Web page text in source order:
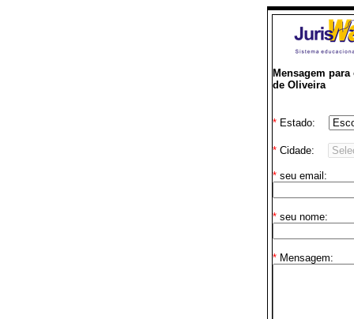
Mensagem
de Oliveira
*Estado:
*Cidade:
*seu email:
*seu nome:
*Mensagem: